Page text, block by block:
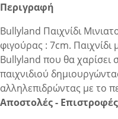
Περιγραφή
Bullyland Παιχνίδι
φιγούρας : 7cm. Παιχνίδι
Bullyland που θα χαρίσει
παιχνιδιού
αλληλεπιδρώντας με το
Αποστολές - Επιστροφές